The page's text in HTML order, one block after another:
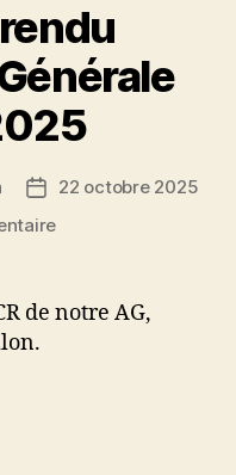
Date
de
22 octobre 2025
sur
Assemblée
de notre AG,